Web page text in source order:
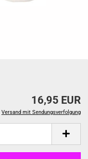
16,95 EUR
Versand mit Sendungsverfolgung